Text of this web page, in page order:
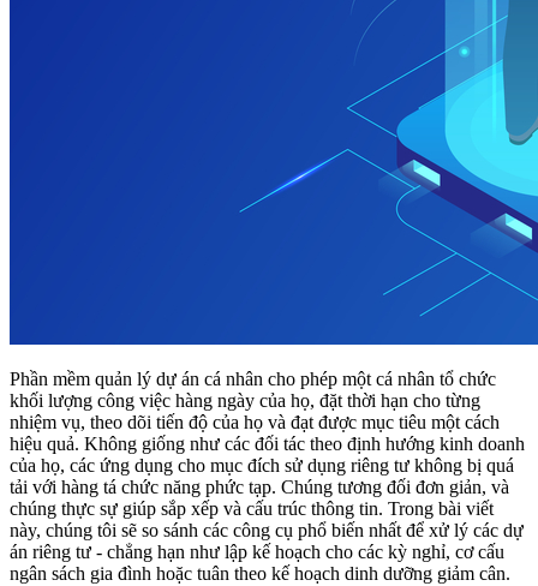
Phần mềm quản lý dự án cá nhân cho phép một cá nhân tổ chức
khối lượng công việc hàng ngày của họ, đặt thời hạn cho từng
nhiệm vụ, theo dõi tiến độ của họ và đạt được mục tiêu một cách
hiệu quả. Không giống như các đối tác theo định hướng kinh doanh
của họ, các ứng dụng cho mục đích sử dụng riêng tư không bị quá
tải với hàng tá chức năng phức tạp. Chúng tương đối đơn giản, và
chúng thực sự giúp sắp xếp và cấu trúc thông tin. Trong bài viết
này, chúng tôi sẽ so sánh các công cụ phổ biến nhất để xử lý các dự
án riêng tư - chẳng hạn như lập kế hoạch cho các kỳ nghỉ, cơ cấu
ngân sách gia đình hoặc tuân theo kế hoạch dinh dưỡng giảm cân.